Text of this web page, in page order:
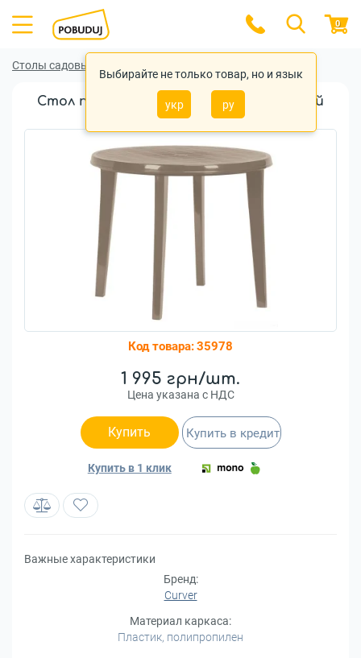
Выбирайте не только товар, но и язык
укр ру
0
Столы садовые
Стол пластиковый Curver Lisa бежевый
(17180053bj)
Код товара:35978
1 995 грн/шт.
Цена указана с НДС
Купить
Купить в 1 клик
Купить в кредит
Важные характеристики
Бренд:
Curver
Материал каркаса:
Пластик, полипропилен